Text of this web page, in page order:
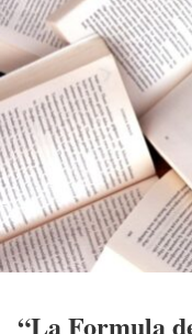
“La Formula